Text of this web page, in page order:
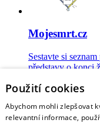
Mojesmrt.cz
Sestavte si
představy o konci
Použití cookies
Abychom mohli zlepšovat
relevantní informace,